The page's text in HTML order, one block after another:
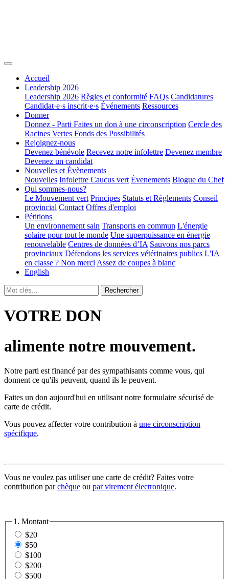
Accueil
Leadership 2026
Leadership 2026 Règles et conformité FAQs Candidatures
Candidat·e·s inscrit·e·s Événements Ressources
Donner
Donnez - Parti Faites un don à une circonscription Cercle des
Racines Vertes Fonds des Possibilités
Rejoignez-nous
Devenez bénévole Recevez notre infolettre Devenez membre
Devenez un candidat
Nouvelles et Évènements
Nouvelles Infolettre Caucus vert Évenements Blogue du Chef
Qui sommes-nous?
Le Mouvement vert Principes Statuts et Règlements Conseil
provincial Contact Offres d'emploi
Pétitions
Un environnement sain Transports en commun L'énergie
solaire pour tout le monde Une superpuissance en énergie
renouvelable Centres de données d’IA Sauvons nos parcs
provinciaux Défendons les services vétérinaires publics L'IA
en classe ? Non merci Assez de coupes à blanc
English
VOTRE DON
alimente notre mouvement.
Notre parti est financé par des sympathisants comme vous, qui
donnent ce qu'ils peuvent, quand ils le peuvent.
Faites un don aujourd'hui en utilisant notre formulaire sécurisé de
carte de crédit.
Vous pouvez affecter votre contribution à une circonscription
spécifique.
Vous ne voulez pas utiliser une carte de crédit? Faites votre
contribution parchèque ou par virement électronique.
1. Montant
$20
$50
$100
$200
$500